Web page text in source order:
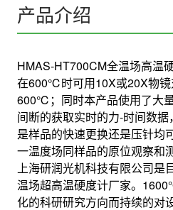
产品介绍
HMAS-HT700CM全温场高温
在600℃时可用10X或20X物镜
600℃；同时本产品使用了大
间断的获取实时的力-时间数
是样品的快速更换还是压针
一温度场同样品的原位观察和
上海研润光机科技有限公司
温场超高温硬度计厂家。
化的科研研究方向而持续的对